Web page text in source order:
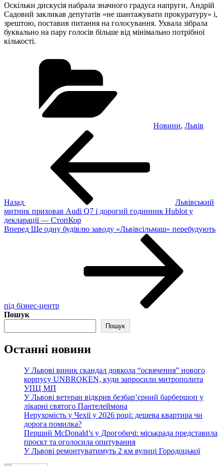
Оскільки дискусія набрала значного градуса напруги, Андрій
Садовий закликав депутатів «не шантажувати прокуратуру» і,
зрештою, поставив питання на голосування. Ухвала зібрала
буквально на пару голосів більше від мінімально потрібної
кількості.
Новини, Львів
Назад
Львівський
митник приховав Audi Q7 і дорогий годинник Hublot у
декларації — СтопКор
Наступний
Вперед Ще одну будівлю заводу «Львівсільмаш» перебудують
під бізнес-центр
Пошук
Пошук
Останні новини
У Львові виник скандал довкола “освячення” нового
корпусу UNBROKEN, куди запросили митрополита
УПЦ МП
У Львові ветеран відкрив безбар’єрний барбершоп у
лікарні святого Пантелеймона
Нерухомість у Чехії у 2026 році: дешева квартира чи
дорога помилка?
Перший McDonald’s у Дрогобичі: міськрада представила
проєкт та оголосила опитування
У Львові ремонтуватимуть 2 км вулиці Городоцької